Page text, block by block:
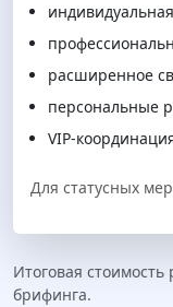
расширенное
персональные
VIP-
Для статусных
Итоговая
брифинга.